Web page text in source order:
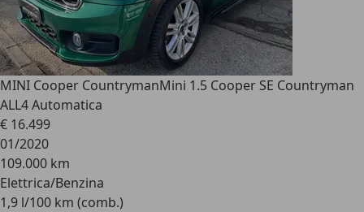
MINI Cooper CountrymanMini 1.5 Cooper SE Countryman
ALL4 Automatica
€ 16.499
01/2020
109.000 km
Elettrica/Benzina
1,9 l/100 km (comb.)